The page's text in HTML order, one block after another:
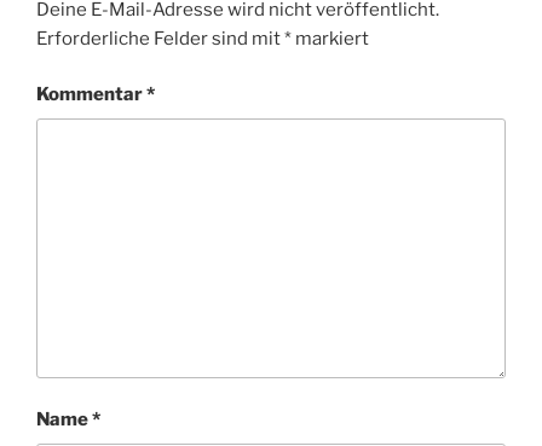
Deine E-Mail-Adresse wird nicht veröffentlicht.
Erforderliche Felder sind mit* markiert
Kommentar*
Name*